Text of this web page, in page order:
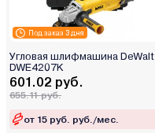
Под заказ 3 дня
Угловая шлифмашина DeWalt
DWE4207K
601.02 руб.
655.11 руб.
от 15 руб. руб./мес.